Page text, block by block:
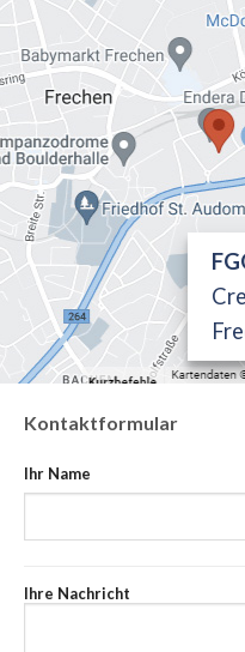
Kontaktformular
Ihr Name
Ihre Nachricht